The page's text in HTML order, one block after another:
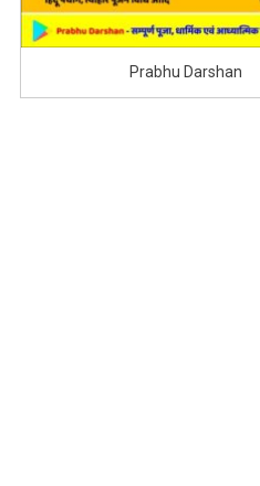
Prabhu Darshan